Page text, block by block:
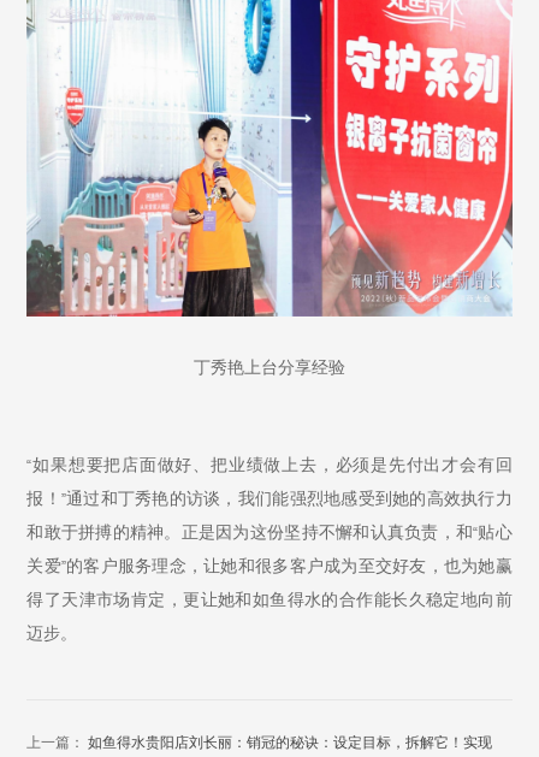
丁秀艳上台分享经验
“如果想要把店面做好、把业绩做上去，必须是先付出才会有回
报！ ”通过和丁秀艳的访谈，我们能强烈地感受到她的高效执行力
和敢于拼搏的精神。正是因为这份坚持不懈和认真负责，和“贴心
关爱”的客户服务理念，让她和很多客户成为至交好友，也为她赢
得了天津市场肯定，更让她和如鱼得水的合作能长久稳定地向前
迈步。
上一篇：如鱼得水贵阳店刘长丽：销冠的秘诀：设定目标，拆解它！实现